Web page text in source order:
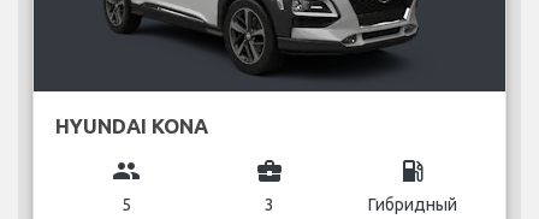
HYUNDAI KONA
group
5
business_center
3
local_gas_station
Гибридный